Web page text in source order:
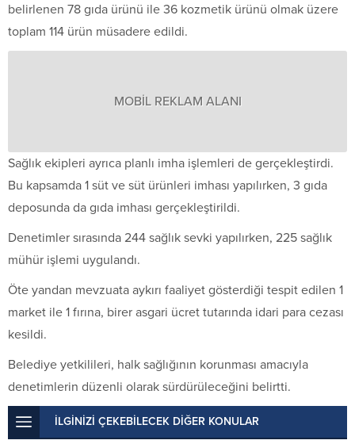
belirlenen 78 gıda ürünü ile 36 kozmetik ürünü olmak üzere
toplam 114 ürün müsadere edildi.
MOBİL REKLAM ALANI
Sağlık ekipleri ayrıca planlı imha işlemleri de gerçekleştirdi.
Bu kapsamda 1 süt ve süt ürünleri imhası yapılırken, 3 gıda
deposunda da gıda imhası gerçekleştirildi.
Denetimler sırasında 244 sağlık sevki yapılırken, 225 sağlık
mühür işlemi uygulandı.
Öte yandan mevzuata aykırı faaliyet gösterdiği tespit edilen 1
market ile 1 fırına, birer asgari ücret tutarında idari para cezası
kesildi.
Belediye yetkilileri, halk sağlığının korunması amacıyla
denetimlerin düzenli olarak sürdürüleceğini belirtti.
İLGİNİZİ ÇEKEBİLECEK DİĞER KONULAR